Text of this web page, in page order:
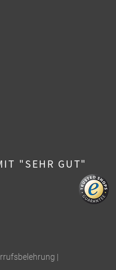
"SEHR GUT"
|